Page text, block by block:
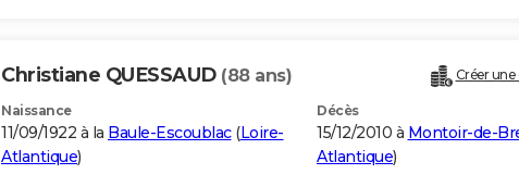
Christiane QUESSAUD (88 ans) Créer
Naissance
11/09/1922 à la Baule-Escoublac(Loire-
Atlantique)
Décès
15/12/2010 à Montoir-de-
Atlantique)